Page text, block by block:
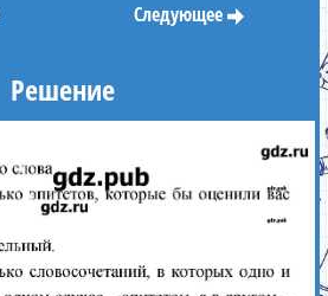
Следующее
Решение